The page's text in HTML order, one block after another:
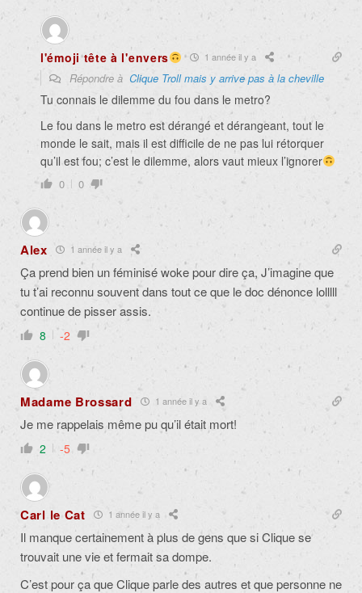
l'émoji tête à l'envers 1 année il y a
Répondre à Clique Troll mais y arrive pas à la cheville
Tu connais le dilemme du fou dans le metro?
Le fou dans le metro est dérangé et dérangeant, tout le
monde le sait, mais il est difficile de ne pas lui rétorquer
qu’il est fou; c’est le dilemme, alors vaut mieux l’ignorer
0 0
Alex 1 année il y a
Ça prend bien un féminisé woke pour dire ça, J’imagine que
tu t’ai reconnu souvent dans tout ce que le doc dénonce lolllll
continue de pisser assis.
8 -2
Madame Brossard 1 année il y a
Je me rappelais même pu qu’il était mort!
2 -5
Carl le Cat 1 année il y a
Il manque certainement à plus de gens que si Clique se
trouvait une vie et fermait sa dompe.
C’est pour ça que Clique parle des autres et que personne ne